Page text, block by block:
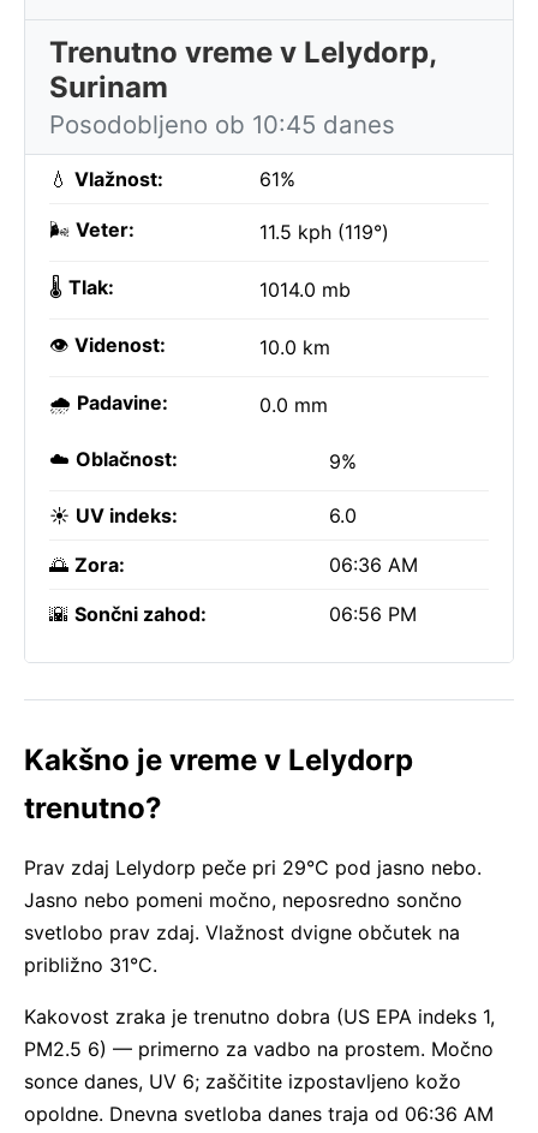
Trenutno vreme v Lelydorp,
Surinam
Posodobljeno ob 10:45 danes
💧 Vlažnost: 61%
🌬️ Veter: 11.5 kph (119°)
🌡️ Tlak: 1014.0 mb
👁️ Videnost: 10.0 km
🌧️ Padavine: 0.0 mm
☁️ Oblačnost: 9%
☀️ UV indeks: 6.0
🌅 Zora: 06:36 AM
🌇 Sončni zahod: 06:56 PM
Kakšno je vreme v Lelydorp
trenutno?
Prav zdaj Lelydorp peče pri 29°C pod jasno nebo.
Jasno nebo pomeni močno, neposredno sončno
svetlobo prav zdaj. Vlažnost dvigne občutek na
približno 31°C.
Kakovost zraka je trenutno dobra (US EPA indeks 1,
PM2.5 6) — primerno za vadbo na prostem. Močno
sonce danes, UV 6; zaščitite izpostavljeno kožo
opoldne. Dnevna svetloba danes traja od 06:36 AM